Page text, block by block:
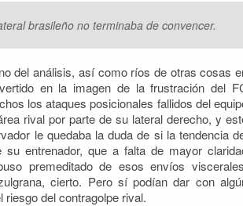
brasileño no terminaba de convencer.
del análisis, así como ríos de otras cosas
en la imagen de la frustración del
los ataques posicionales fallidos del
rival por parte de su lateral derecho, y
le quedaba la duda de si la tendencia
entrenador, que a falta de mayor
premeditado de esos envíos
cierto. Pero sí podían dar con
del contragolpe rival.